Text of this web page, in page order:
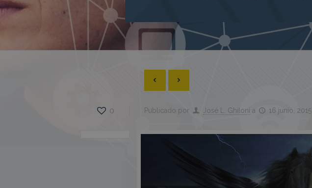
0 Publicado por José L. Ghiloni a 16 junio, 2015